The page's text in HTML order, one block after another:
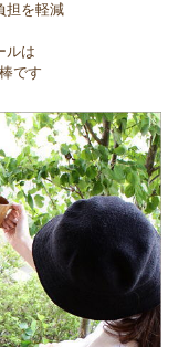
担を軽減
ルは
です